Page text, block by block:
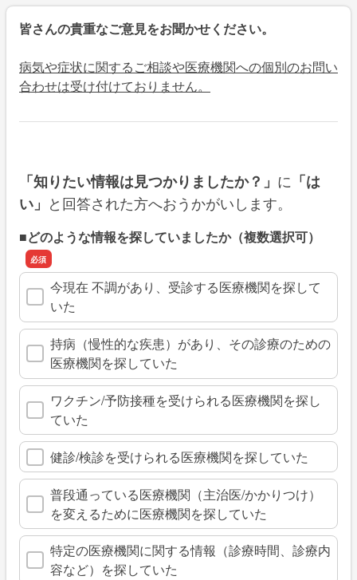
皆さんの貴重なご意見をお聞かせください。
病気や症状に関するご相談や医療機関への個別のお問い
合わせは受け付けておりません。
「知りたい情報は見つかりましたか？」 に 「は
い」 と回答された方へおうかがいします。
■どのような情報を探していましたか（複数選択可）
今現在 不調があり、受診する医療機関を探して
いた
持病（慢性的な疾患）があり、その診療のための
医療機関を探していた
ワクチン/予防接種を受けられる医療機関を探し
ていた
健診/検診を受けられる医療機関を探していた
普段通っている医療機関（主治医/かかりつけ）
を変えるために医療機関を探していた
特定の医療機関に関する情報（診療時間、診療内
容など）を探していた